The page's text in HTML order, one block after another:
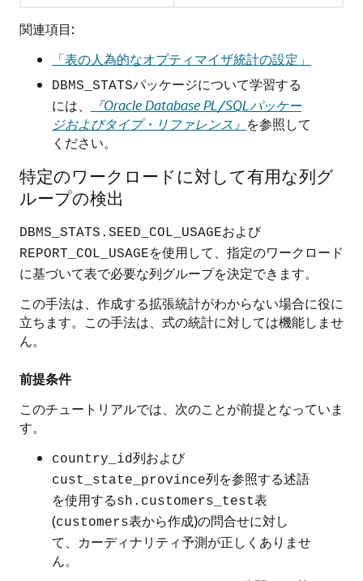
関連項目:
「表の人為的なオプティマイザ統計の設定」
DBMS_STATSパッケージについて学習する
には、
『Oracle Database PL/SQLパッケー
ジおよびタイプ・リファレンス』 を参照して
ください。
特定のワークロードに対して有用な列グ
ループの検出
DBMS_STATS.SEED_COL_USAGEおよび
REPORT_COL_USAGEを使用して、指定のワークロード
に基づいて表で必要な列グループを決定できます。
この手法は、作成する拡張統計がわからない場合に役に
立ちます。この手法は、式の統計に対しては機能しませ
ん。
前提条件
このチュートリアルでは、次のことが前提となっていま
す。
country_id列および
cust_state_province列を参照する述語
を使用するsh.customers_test表
(customers表から作成)の問合せに対し
て、カーディナリティ予測が正しくありませ
ん。